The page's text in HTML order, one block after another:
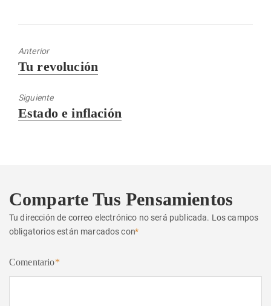
Anterior
Entrada
Tu revolución
Siguiente
Entrada
Estado e inflación
Comparte Tus Pensamientos
Tu dirección de correo electrónico no será publicada. Los campos
obligatorios están marcados con*
Comentario*